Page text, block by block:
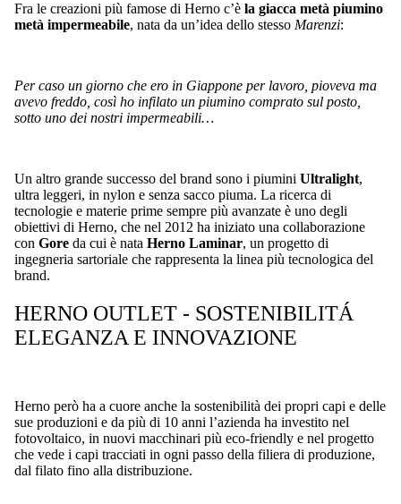
Fra le creazioni più famose di Herno c’è la giacca metà piumino
metà impermeabile, nata da un’idea dello stesso Marenzi:
Per caso un giorno che ero in Giappone per lavoro, pioveva ma
avevo freddo, così ho infilato un piumino comprato sul posto,
sotto uno dei nostri impermeabili…
Un altro grande successo del brand sono i piumini Ultralight,
ultra leggeri, in nylon e senza sacco piuma. La ricerca di
tecnologie e materie prime sempre più avanzate è uno degli
obiettivi di Herno, che nel 2012 ha iniziato una collaborazione
con Gore da cui è nata Herno Laminar, un progetto di
ingegneria sartoriale che rappresenta la linea più tecnologica del
brand.
HERNO OUTLET - SOSTENIBILITÁ
ELEGANZA E INNOVAZIONE
Herno però ha a cuore anche la sostenibilità dei propri capi e delle
sue produzioni e da più di 10 anni l’azienda ha investito nel
fotovoltaico, in nuovi macchinari più eco-friendly e nel progetto
che vede i capi tracciati in ogni passo della filiera di produzione,
dal filato fino alla distribuzione.